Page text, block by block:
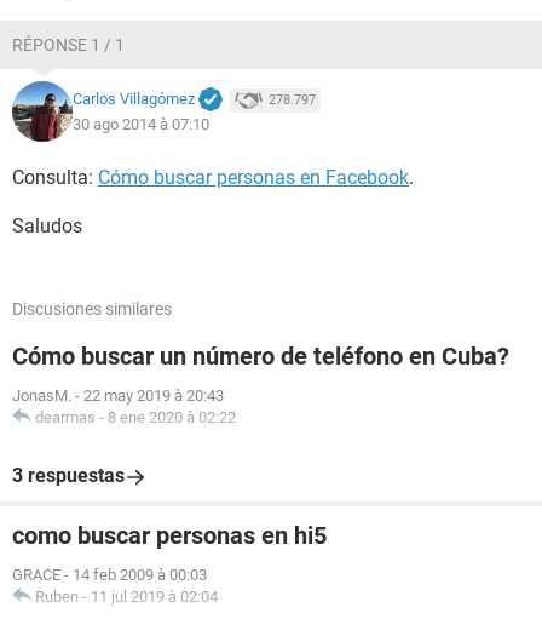
RÉPONSE 1 / 1
Carlos Villagómez 278.797
30 ago 2014 à 07:10
Consulta: Cómo buscar personas en Facebook.
Saludos
Discusiones similares
Cómo buscar un número de teléfono en Cuba?
JonasM. - 22 may 2019 à 20:43
dearmas - 8 ene 2020 à 02:22
3 respuestas
como buscar personas en hi5
GRACE - 14 feb 2009 à 00:03
Ruben - 11 jul 2019 à 02:04